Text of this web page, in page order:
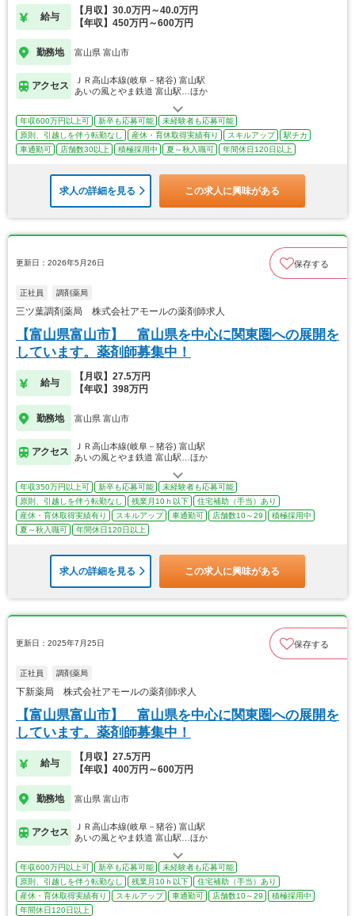
給与
【月収】30.0万円～40.0万円
【年収】450万円～600万円
勤務地 富山県 富山市
アクセス
ＪＲ高山本線(岐阜－猪谷) 富山駅
あいの風とやま鉄道 富山駅…ほか
年収600万円以上可 新卒も応募可能
未経験者も応募可能
原則、引越しを伴う転勤なし
産休・育休取得実績有り スキルアップ
駅チカ
車通勤可
店舗数30以上 積極採用中 夏～秋入職可 年間休日120日以上
求人の詳細を見る この求人に興味がある
更新日：2026年5月26日 保存する
正社員 調剤薬局
三ツ葉調剤薬局 株式会社アモールの薬剤師求人
【富山県富山市】 富山県を中心に関東圏への展開を
しています。薬剤師募集中！
給与
【月収】27.5万円
【年収】398万円
勤務地 富山県 富山市
アクセス
ＪＲ高山本線(岐阜－猪谷) 富山駅
あいの風とやま鉄道 富山駅…ほか
年収350万円以上可 新卒も応募可能
未経験者も応募可能
原則、引越しを伴う転勤なし
残業月10ｈ以下
住宅補助（手当）あり
産休・育休取得実績有り
スキルアップ 車通勤可 店舗数10～29
積極採用中
夏～秋入職可
年間休日120日以上
求人の詳細を見る この求人に興味がある
更新日：2025年7月25日 保存する
正社員 調剤薬局
下新薬局 株式会社アモールの薬剤師求人
【富山県富山市】 富山県を中心に関東圏への展開を
しています。薬剤師募集中！
給与
【月収】27.5万円
【年収】400万円～600万円
勤務地 富山県 富山市
アクセス
ＪＲ高山本線(岐阜－猪谷) 富山駅
あいの風とやま鉄道 富山駅…ほか
年収600万円以上可 新卒も応募可能
未経験者も応募可能
原則、引越しを伴う転勤なし
残業月10ｈ以下
住宅補助（手当）あり
産休・育休取得実績有り
スキルアップ 車通勤可 店舗数10～29
積極採用中
年間休日120日以上